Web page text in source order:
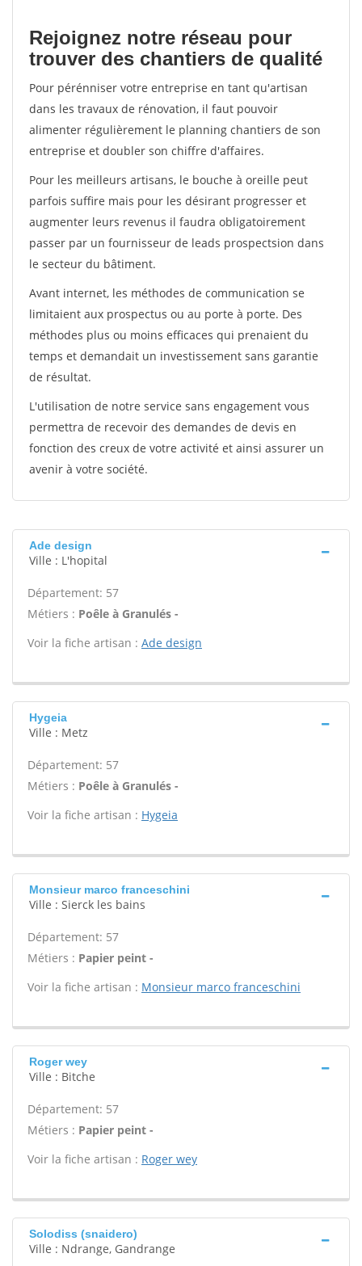
Rejoignez notre réseau pour
trouver des chantiers de qualité
Pour pérénniser votre entreprise en tant qu'artisan
dans les travaux de rénovation, il faut pouvoir
alimenter régulièrement le planning chantiers de son
entreprise et doubler son chiffre d'affaires.
Pour les meilleurs artisans, le bouche à oreille peut
parfois suffire mais pour les désirant progresser et
augmenter leurs revenus il faudra obligatoirement
passer par un fournisseur de leads prospectsion dans
le secteur du bâtiment.
Avant internet, les méthodes de communication se
limitaient aux prospectus ou au porte à porte. Des
méthodes plus ou moins efficaces qui prenaient du
temps et demandait un investissement sans garantie
de résultat.
L'utilisation de notre service sans engagement vous
permettra de recevoir des demandes de devis en
fonction des creux de votre activité et ainsi assurer un
avenir à votre société.
Ade design
Ville : L'hopital
Département: 57
Métiers : Poêle à Granulés -
Voir la fiche artisan : Ade design
Hygeia
Ville : Metz
Département: 57
Métiers : Poêle à Granulés -
Voir la fiche artisan : Hygeia
Monsieur marco franceschini
Ville : Sierck les bains
Département: 57
Métiers : Papier peint -
Voir la fiche artisan : Monsieur marco franceschini
Roger wey
Ville : Bitche
Département: 57
Métiers : Papier peint -
Voir la fiche artisan : Roger wey
Solodiss (snaidero)
Ville : Ndrange, Gandrange